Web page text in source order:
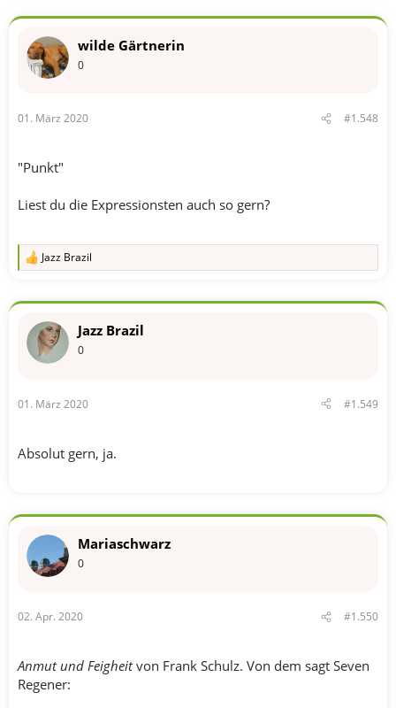
wilde Gärtnerin
0
01. März 2020 #1.548
"Punkt"
Liest du die Expressionsten auch so gern?
R
k
o
:
Jazz Brazil
Jazz Brazil
0
01. März 2020 #1.549
Absolut gern, ja.
Mariaschwarz
0
02. Apr. 2020 #1.550
Anmut und Feigheitvon Frank Schulz. Von dem sagt Seven
Regener: